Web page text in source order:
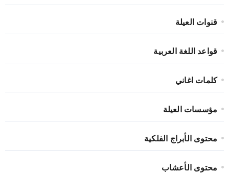
قنوات العيلة
قواعد اللغة العربية
كلمات اغاني
مؤسسات العيلة
محتوى الأبراج الفلكية
محتوى الأعشاب